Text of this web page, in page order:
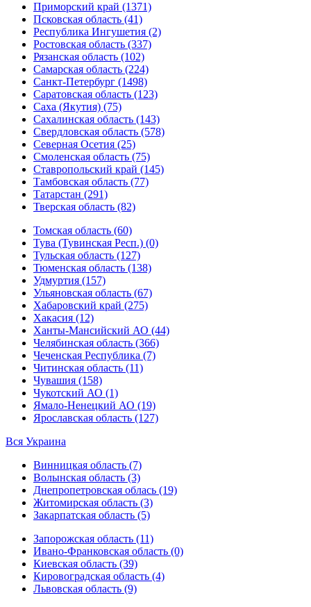
Приморский край (1371)
Псковская область (41)
Республика Ингушетия (2)
Ростовская область (337)
Рязанская область (102)
Самарская область (224)
Санкт-Петербург (1498)
Саратовская область (123)
Саха (Якутия) (75)
Сахалинская область (143)
Свердловская область (578)
Северная Осетия (25)
Смоленская область (75)
Ставропольский край (145)
Тамбовская область (77)
Татарстан (291)
Тверская область (82)
Томская область (60)
Тува (Тувинская Респ.) (0)
Тульская область (127)
Тюменская область (138)
Удмуртия (157)
Ульяновская область (67)
Хабаровский край (275)
Хакасия (12)
Ханты-Мансийский АО (44)
Челябинская область (366)
Чеченская Республика (7)
Читинская область (11)
Чувашия (158)
Чукотский АО (1)
Ямало-Ненецкий АО (19)
Ярославская область (127)
Вся Украина
Винницкая область (7)
Волынская область (3)
Днепропетровская облась (19)
Житомирская область (3)
Закарпатская область (5)
Запорожская область (11)
Ивано-Франковская область (0)
Киевская область (39)
Кировоградская область (4)
Львовская область (9)